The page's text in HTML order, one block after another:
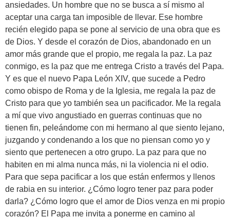
ansiedades. Un hombre que no se busca a sí mismo al
aceptar una carga tan imposible de llevar. Ese hombre
recién elegido papa se pone al servicio de una obra que es
de Dios. Y desde el corazón de Dios, abandonado en un
amor más grande que el propio, me regala la paz. La paz
conmigo, es la paz que me entrega Cristo a través del Papa.
Y es que el nuevo Papa León XIV, que sucede a Pedro
como obispo de Roma y de la Iglesia, me regala la paz de
Cristo para que yo también sea un pacificador. Me la regala
a mí que vivo angustiado en guerras continuas que no
tienen fin, peleándome con mi hermano al que siento lejano,
juzgando y condenando a los que no piensan como yo y
siento que pertenecen a otro grupo. La paz para que no
habiten en mi alma nunca más, ni la violencia ni el odio.
Para que sepa pacificar a los que están enfermos y llenos
de rabia en su interior. ¿Cómo logro tener paz para poder
darla? ¿Cómo logro que el amor de Dios venza en mi propio
corazón? El Papa me invita a ponerme en camino al